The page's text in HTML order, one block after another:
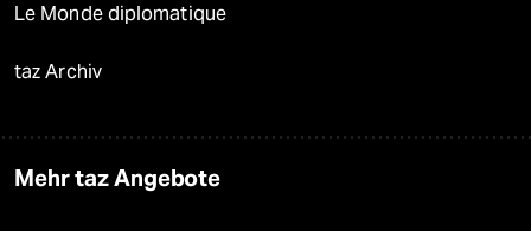
Le Monde diplomatique
taz Archiv
Mehr taz Angebote